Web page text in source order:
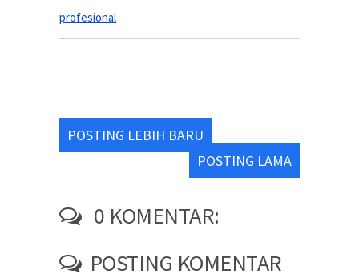
profesional
POSTING LEBIH BARU
POSTING LAMA
0 KOMENTAR:
POSTING KOMENTAR